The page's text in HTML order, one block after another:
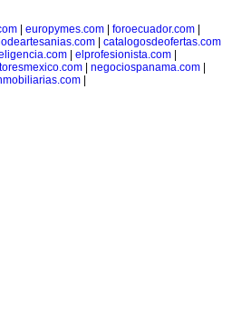
europymes.com foroecuador.com
catalogosdeofertas.com
| elprofesionista.com|
| negociospanama.com|